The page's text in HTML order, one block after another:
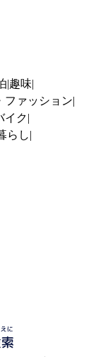
趣味
ファッション
イク
らし